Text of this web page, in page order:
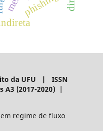
da UFU | ISSN
(2017-2020) |
regime de fluxo